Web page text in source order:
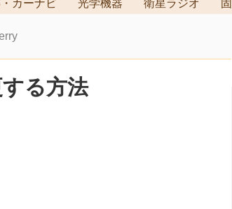
カーナビ 光学機器 衛星ラジオ
る方法